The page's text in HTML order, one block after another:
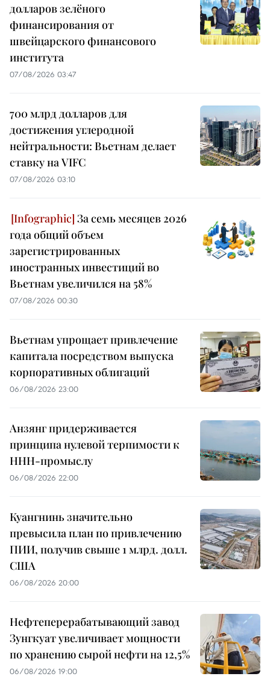
долларов зелёного
финансирования от
швейцарского финансового
института
07/08/2026 03:47
700 млрд долларов для
достижения углеродной
нейтральности: Вьетнам делает
ставку на VIFC
07/08/2026 03:10
За семь месяцев 2026
года общий объем
зарегистрированных
иностранных инвестиций во
Вьетнам увеличился на 58%
07/08/2026 00:30
Вьетнам упрощает привлечение
капитала посредством выпуска
корпоративных облигаций
06/08/2026 23:00
Анзянг придерживается
принципа нулевой терпимости к
ННН-промыслу
06/08/2026 22:00
Куангнинь значительно
превысила план по привлечению
ПИИ, получив свыше 1 млрд. долл.
США
06/08/2026 20:00
Нефтеперерабатывающий завод
Зунгкуат увеличивает мощности
по хранению сырой нефти на 12,5%
06/08/2026 19:00